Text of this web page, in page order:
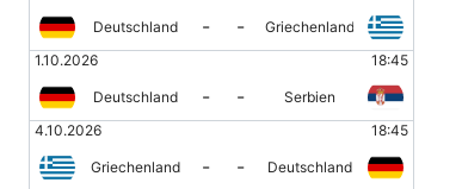
Deutschland - -
Griechenland
1.10.2026
18:45
Deutschland - -
Serbien
4.10.2026
18:45
Griechenland - -
Deutschland